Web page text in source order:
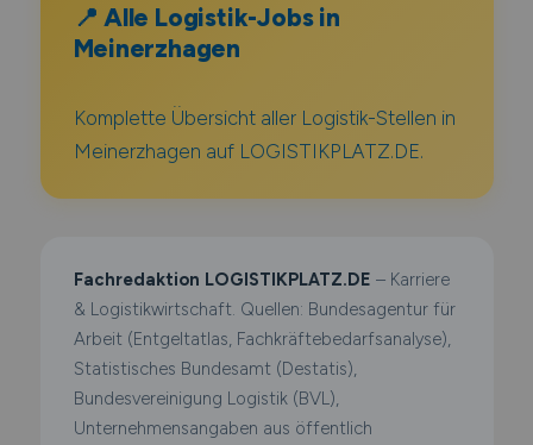
📍 Alle Logistik-Jobs in
Meinerzhagen
Komplette Übersicht aller Logistik-Stellen in
Meinerzhagen auf LOGISTIKPLATZ.DE.
Fachredaktion LOGISTIKPLATZ.DE – Karriere
& Logistikwirtschaft. Quellen: Bundesagentur für
Arbeit (Entgeltatlas, Fachkräftebedarfsanalyse),
Statistisches Bundesamt (Destatis),
Bundesvereinigung Logistik (BVL),
Unternehmensangaben aus öffentlich